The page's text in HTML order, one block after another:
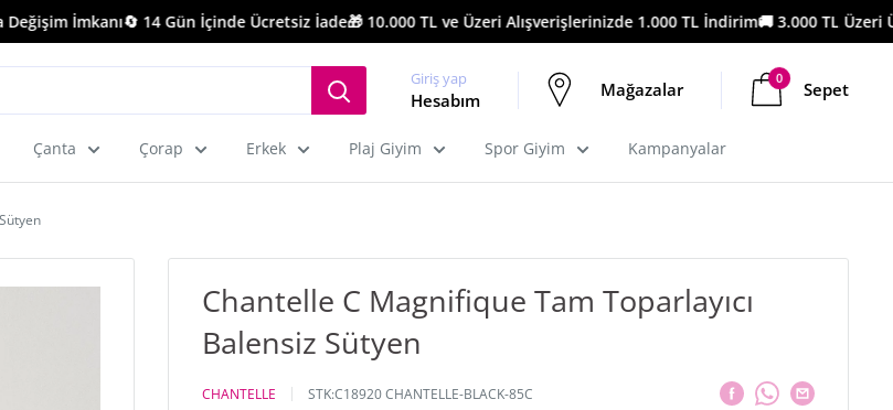
İmkanı🔄 14 Gün İçinde Ücretsiz İade🎁 10.000 TL ve Üzeri Alışverişlerinizde 1.000 TL İndirim🚚 3.000 TL Üzeri
Giriş yap
Hesabım Mağazalar
0
Sepet
Çanta Çorap Erkek Plaj Giyim Spor Giyim Kampanyalar
Chantelle C Magnifique Tam Toparlayıcı
Balensiz Sütyen
CHANTELLE STK:C18920 CHANTELLE-BLACK-85C